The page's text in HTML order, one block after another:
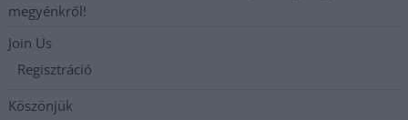
megyénkről!
Join Us
Regisztráció
Köszönjük